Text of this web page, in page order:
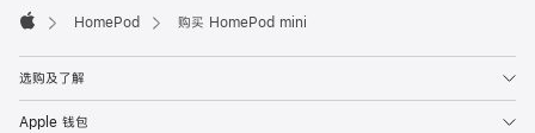
HomePod 购买 HomePod mini
选购及了解
Apple 钱包